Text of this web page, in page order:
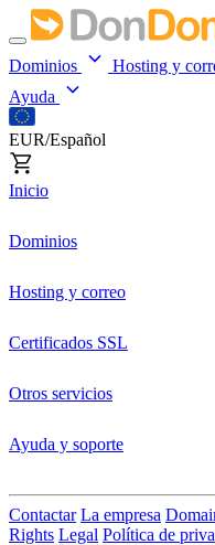
Dominios Hosting y
Ayuda
EUR/Español
Inicio
Dominios
Hosting y correo
Certificados SSL
Otros servicios
Ayuda y soporte
Contactar La empresa
Rights Legal Política de